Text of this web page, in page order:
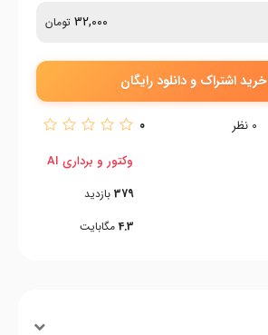
32,000 تومان
خرید اشتراک و دانلود رایگان
0 نظر 0
وکتور و برداری AI
379 بازدید
4.3 مگابایت